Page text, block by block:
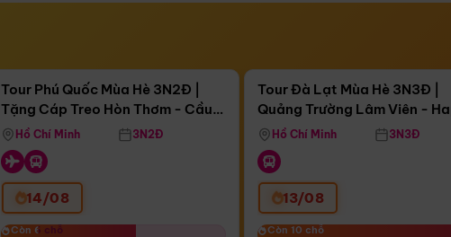
Còn04 ngày 11:31:30
Tặng Cáp Treo Hòn Thơm
Tour Phú Quốc Mùa Hè 3N2Đ |
Tặng Cáp Treo Hòn Thơm - Cầu
Hôn - Công Viên Nước Aquatopia
Hồ Chí Minh 3N2Đ
14/08
Còn 6 chỗ
Còn 6 chỗ
Còn03 ngày 11:31:30
Tour Đà Lạt Mùa Hè 3N3Đ |
Quảng Trường Lâm Viên -
Hill - Puppy Farm
Hồ Chí Minh 3N3Đ
13/08
Còn 10 chỗ
Còn 10 chỗ